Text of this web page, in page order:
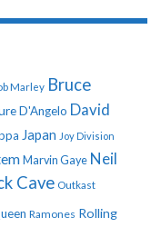
Marley Bruce
D'Angelo David
Japan Joy Division
Marvin Gaye Neil
Cave Outkast
Ramones Rolling